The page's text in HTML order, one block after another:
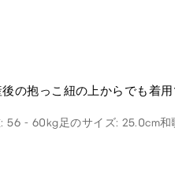
の抱っこ紐の上からでも着用
56 - 60kg足のサイズ: 25.0cm和